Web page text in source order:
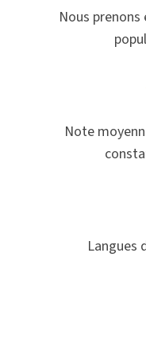
Nous prenons
Note
Langues